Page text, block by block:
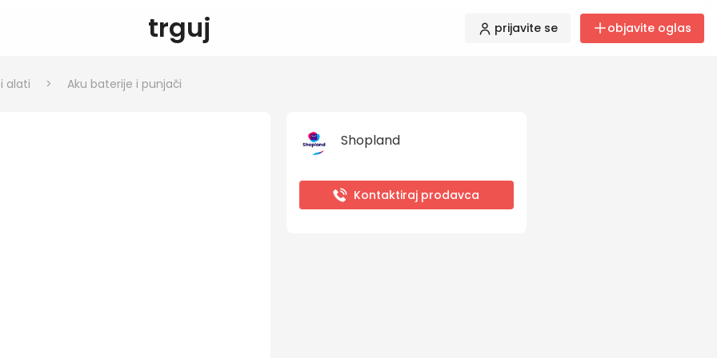
trguj prijavite se objavite oglas
alati > Aku baterije i punjači
Shopland
Kontaktiraj prodavca